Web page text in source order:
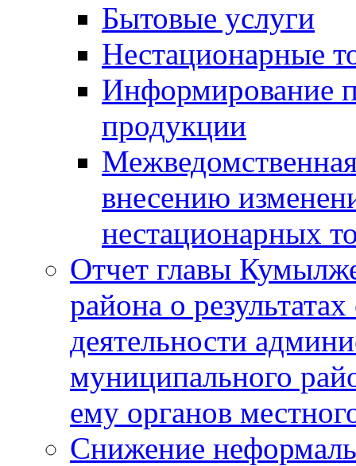
Бытовые услуги
Нестационарные
Информирование
продукции
внесению
нестационарных
Отчет главы
района о
деятельности
муниципального
ему органов
Снижение